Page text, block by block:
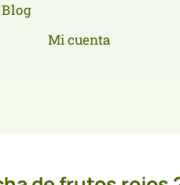
Blog
Mi cuenta